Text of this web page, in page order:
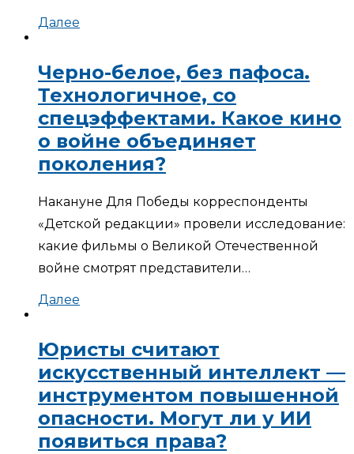
Далее
Черно-белое, без пафоса.
Технологичное, со
спецэффектами. Какое кино
о войне объединяет
поколения?
Накануне Для Победы корреспонденты
«Детской редакции» провели исследование:
какие фильмы о Великой Отечественной
войне смотрят представители…
Далее
Юристы считают
искусственный интеллект —
инструментом повышенной
опасности. Могут ли у ИИ
появиться права?